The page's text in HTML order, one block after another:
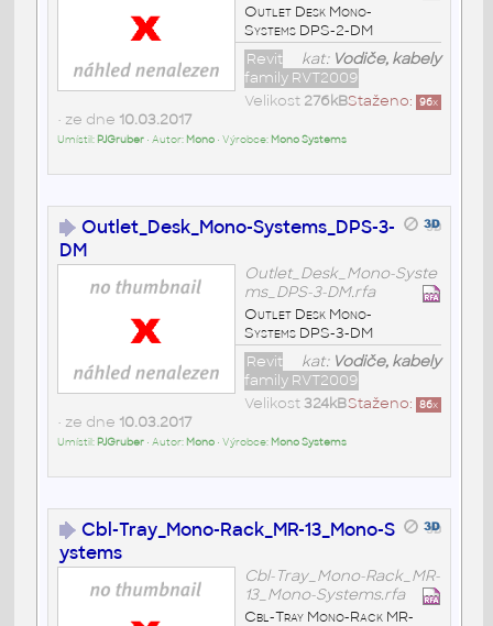
Outlet Desk Mono-
Systems DPS-2-DM
kat: Vodiče, kabely
Revit
family RVT2009
Staženo: 96x
Velikost 276kB
• ze dne 10.03.2017
Umístil: PJGruber• Autor: Mono• Výrobce: Mono Systems
Outlet_Desk_Mono-Systems_DPS-3-
DM
Outlet_Desk_Mono-Syste
ms_DPS-3-DM.rfa
Outlet Desk Mono-
Systems DPS-3-DM
kat: Vodiče, kabely
Revit
family RVT2009
Staženo: 86x
Velikost324kB
• ze dne 10.03.2017
Umístil: PJGruber• Autor: Mono• Výrobce: Mono Systems
Cbl-Tray_Mono-Rack_MR-13_Mono-S
ystems
Cbl-Tray_Mono-Rack_MR-
13_Mono-Systems.rfa
Cbl-Tray Mono-Rack MR-